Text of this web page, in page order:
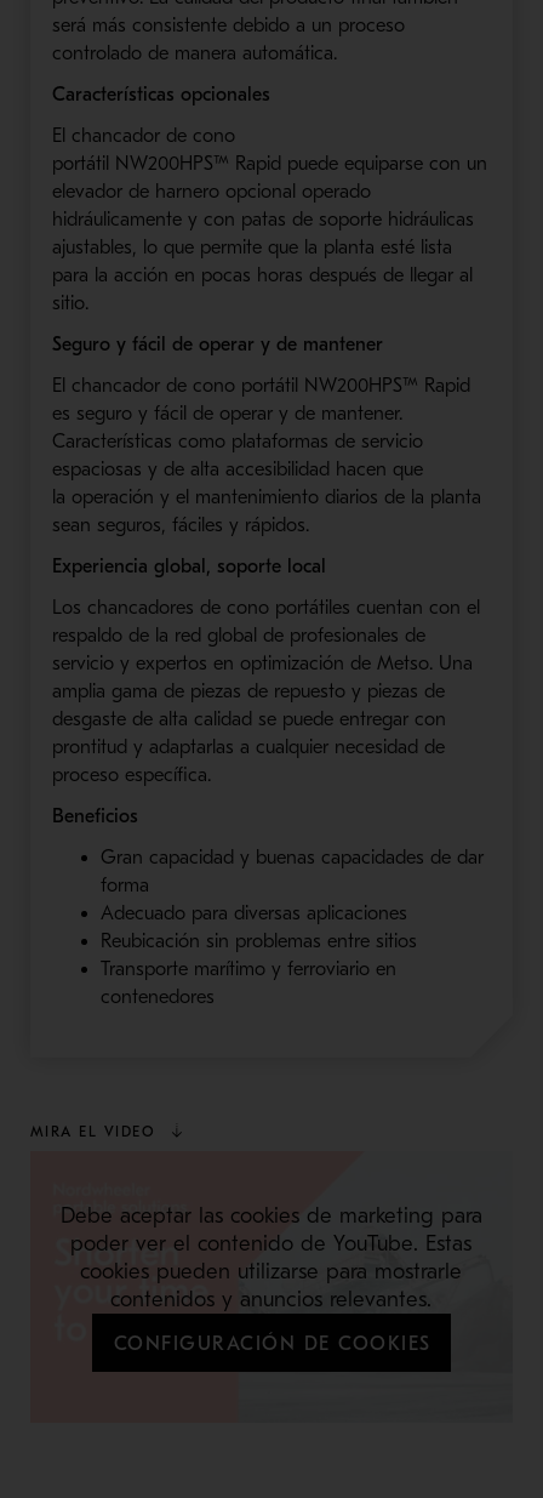
será más consistente debido a un proceso
controlado de manera automática.
Características opcionales
El chancadorde cono
portátil
NW200HPS™ Rapid puede equiparse con un
elevador de harneroopcional operado
hidráulicamente y con patas de soporte hidráulicas
ajustables, lo que permite que la planta esté lista
para la acción en pocas horas después de llegar al
sitio.
Seguro y fácil de operar y de mantener
El chancadorde cono portátil NW200HPS™ Rapid
es seguroy fácil de operar y de mantener.
Características como plataformas de servicio
espaciosas y de alta accesibilidad hacen que
la operación y el mantenimiento diarios de la planta
sean seguros, fáciles y rápidos.
Experiencia global, soporte local
Los chancadores de cono portátiles cuentan con el
respaldo de la red global de profesionales de
servicio y expertos en optimización de Metso. Una
amplia gama de piezas de repuesto y piezas de
desgaste de alta calidad se puede entregar con
prontitud y adaptarlas a cualquier necesidad de
proceso específica.
Beneficios
Gran capacidad y buenas capacidades de dar
forma
Adecuado para diversas aplicaciones
Reubicación sin problemas entre sitios
Transporte marítimo y ferroviario en
contenedores
MIRA EL VIDEO
Debe aceptar las cookies de marketing para
poder ver el contenido de YouTube. Estas
cookies pueden utilizarse para mostrarle
contenidos y anuncios relevantes.
CONFIGURACIÓN DE COOKIES